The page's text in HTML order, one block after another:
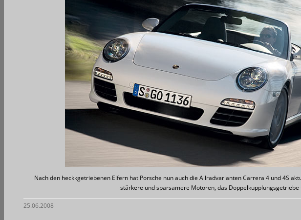
Nach den heckkgetriebenen Elfern hat Porsche nun auch die Allradvarianten Carrera 4 und 4S
stärkere und sparsamere Motoren, das Doppelkupplungsgetriebe
25.06.2008